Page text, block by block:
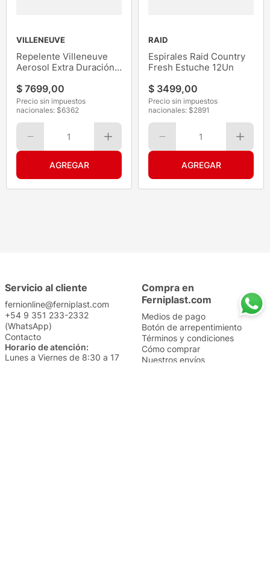
VILLENEUVE
Repelente Villeneuve
Aerosol Extra Duración
$ 7699,00
Precio sin impuestos
nacionales: $6362
1
RAID
Espirales Raid Country
Fresh Estuche 12Un
$ 3499,00
Precio sin impuestos
nacionales: $2891
1
Servicio al cliente
fernionline@ferniplast.com
+54 9 351 233-2332
(WhatsApp)
Contacto
Horario de atención:
Lunes a Viernes de 8:30 a 17
Compra en
Ferniplast.com
Medios de pago
Botón de arrepentimiento
Términos y condiciones
Cómo comprar
Nuestros envíos